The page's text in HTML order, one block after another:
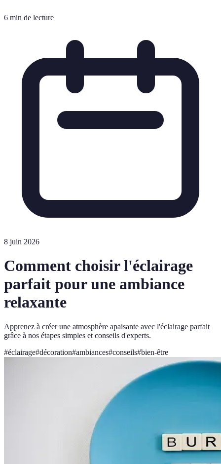
6 min de lecture
8 juin 2026
Comment choisir l'éclairage
parfait pour une ambiance
relaxante
Apprenez à créer une atmosphère apaisante avec l'éclairage parfait
grâce à nos étapes simples et conseils d'experts.
#éclairage#décoration#ambiances#conseils#bien-être